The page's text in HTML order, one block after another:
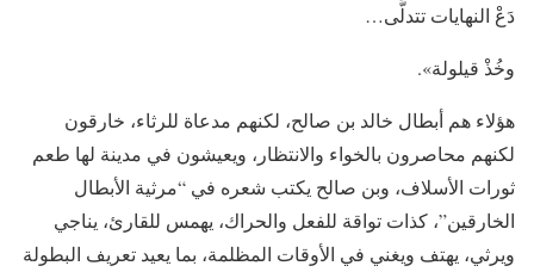
دَعْ النهايات تتدلَّى…
وخُذْ قيلولة».
هؤلاء هم أبطال خالد بن صالح، لكنهم مدعاة للرثاء، خارقون
لكنهم محاصرون بالخواء والانتظار، ويعيشون في مدينة لها طعم
ثورات الأسلاف، وبن صالح يكتب شعره في “مرثية الأبطال
الخارقين”، كذات تواقة للفعل والحراك، يهمس للقارئ، يناجي
ويرثي، يهتف ويغني في الأوقات المظلمة، بما يعيد تعريف البطولة